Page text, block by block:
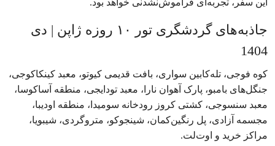
این سفر، تجربه‌ای فراموش‌نشدنی خواهد بود.
جاذبه‌های گردشگری تور ۱۰ روزه ژاپن | دی
1404
کوه فوجی، تله‌کابین سواری، بافت قدیمی کیوتو، معبد کینکاکوجی،
جنگل‌های بامبو، پارک آهوان نارا، معبد تودایجی، منطقه آساکوسا،
معبد سنسوجی، کشتی کروز رودخانه سومیدا، منطقه اودیبا،
مجسمه آزادی، پل رنگین‌کمان، شینجوکو، متروگردی، شیبویا،
مراکز خرید و اوت‌لت.